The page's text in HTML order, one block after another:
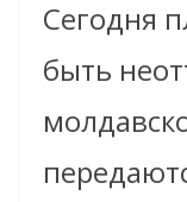
Сегодня
быть